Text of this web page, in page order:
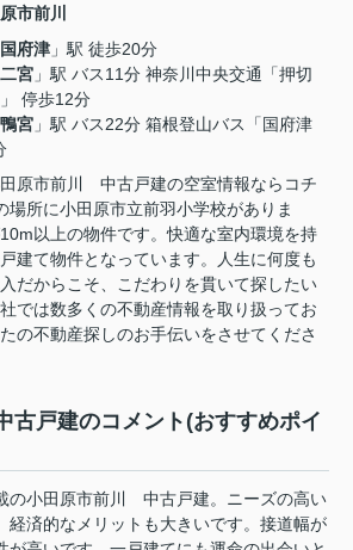
市前川
国府津 」駅 徒歩20分
二宮 」駅 バス11分 神奈川中央交通「押切
」 停歩12分
鴨宮 」駅 バス22分 箱根登山バス「国府津
原市前川 中古戸建の空室情報ならコチ
場所に小田原市立前羽小学校がありま
以上の物件です。快適な室内環境を持
建て物件となっています。人生に何度も
だからこそ、こだわりを貫いて探したい
では数多くの不動産情報を取り扱ってお
の不動産探しのお手伝いをさせてくださ
戸建のコメント(おすすめポイ
の小田原市前川 中古戸建。ニーズの高い
経済的なメリットも大きいです。接道幅が